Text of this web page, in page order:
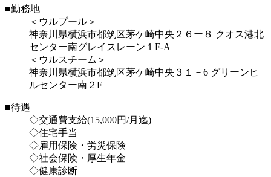
■勤務地
＜ウルプール＞
神奈川県横浜市都筑区茅ケ崎中央２６ー８ クオス港北
センター南グレイスレーン１F‐A
＜ウルスチーム＞
神奈川県横浜市都筑区茅ケ崎中央３１－6 グリーンヒ
ルセンター南２F
■待遇
◇交通費支給(15,000円/月迄)
◇住宅手当
◇雇用保険・労災保険
◇社会保険・厚生年金
◇健康診断